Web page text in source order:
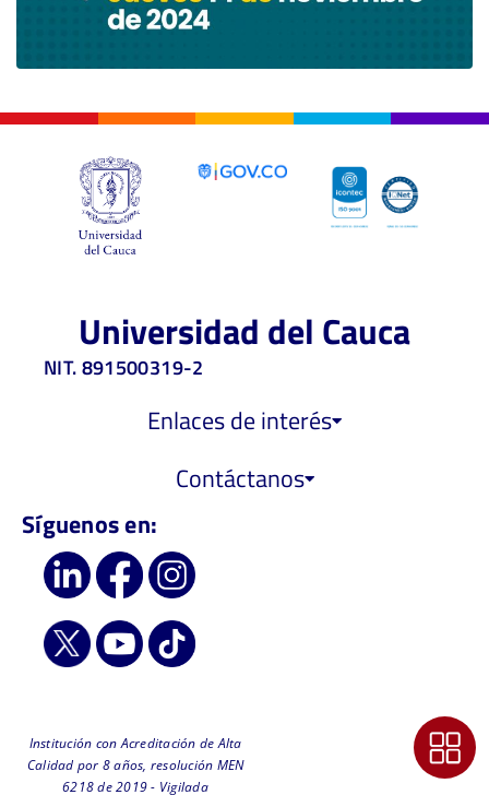
Universidad del Cauca
NIT. 891500319-2
Enlaces de interés
Contáctanos
Síguenos en:
Institución con Acreditación de Alta
Calidad por 8 años, resolución MEN
6218 de 2019 - Vigilada